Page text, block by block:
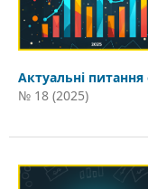
Актуальні
№ 18 (2025)